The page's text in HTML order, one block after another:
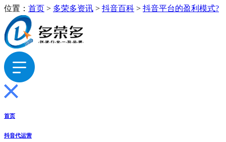
位置： 首页 > 多荣多资讯 > 抖音百科 > 抖音平台的盈利模式?
首页
抖音代运营